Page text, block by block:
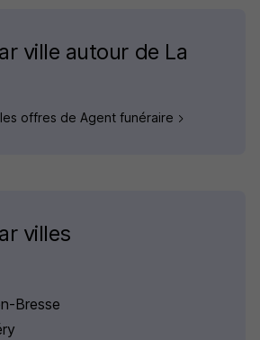
ville autour de La
offres de Agent funéraire
villes
Bresse